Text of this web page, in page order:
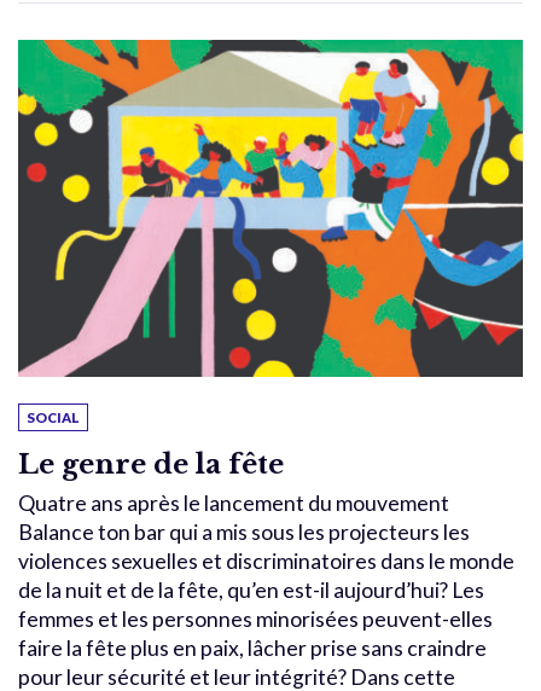
SOCIAL
Le genre de la fête
Quatre ans après le lancement du mouvement
Balance ton bar qui a mis sous les projecteurs les
violences sexuelles et discriminatoires dans le monde
de la nuit et de la fête, qu’en est-il aujourd’hui? Les
femmes et les personnes minorisées peuvent-elles
faire la fête plus en paix, lâcher prise sans craindre
pour leur sécurité et leur intégrité? Dans cette